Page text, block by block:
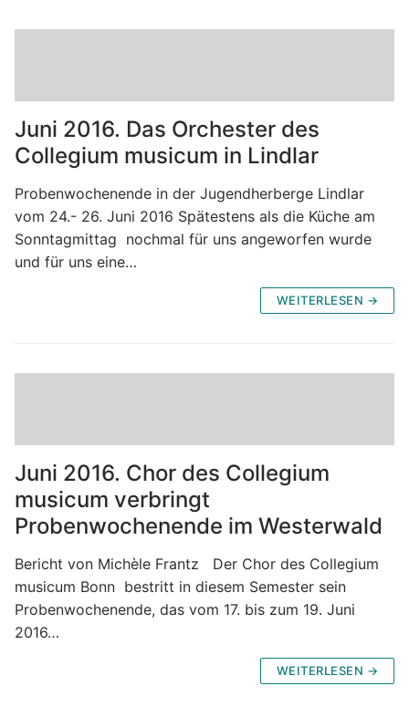
Juni 2016. Das Orchester des
Collegium musicum in Lindlar
Probenwochenende in der Jugendherberge Lindlar
vom 24.- 26. Juni 2016 Spätestens als die Küche am
Sonntagmittag nochmal für uns angeworfen wurde
und für uns eine…
WEITERLESEN →
Juni 2016. Chor des Collegium
musicum verbringt
Probenwochenende im Westerwald
Bericht von Michèle Frantz Der Chor des Collegium
musicum Bonn bestritt in diesem Semester sein
Probenwochenende, das vom 17. bis zum 19. Juni
2016…
WEITERLESEN →